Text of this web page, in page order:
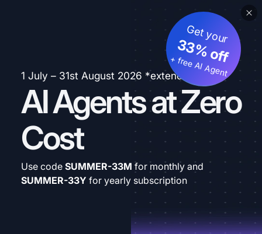
1 July – 31st August 2026 *extended
AI Agents at Zero
Cost
Get your
33% off
+ free AI Agent
Use code SUMMER-33M for monthly and
SUMMER-33Y for yearly subscription